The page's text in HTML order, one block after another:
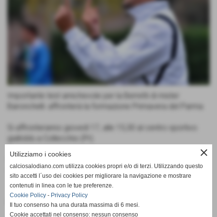
Importante test amichevole per la Berretti di mister
Baronchelli: affronterà la formazione Primavera del Parma.
Si affronteranno giovedì 17, alle 15,30 al centro sportivo
gialloblù a Collecchio (Pr).
Con il Parma intercorrono anche ottimi rapporti societari in
virtù del sincero legame di stima che unisce i due presidenti.
Fonte:Ufficio Stampa
close
Utilizziamo i cookies
calciosalodiano.com utilizza cookies propri e/o di terzi. Utilizzando questo
sito accetti l´uso dei cookies per migliorare la navigazione e mostrare
contenuti in linea con le tue preferenze.
Cookie Policy - Privacy Policy
Il tuo consenso ha una durata massima di 6 mesi.
Cookie accettati nel consenso: nessun consenso